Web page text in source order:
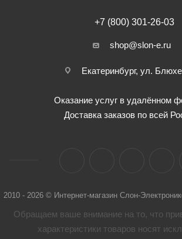
+7 (800) 301-26-03
shop@slon-e.ru
Екатеринбург, ул.
Оказание услуг в удалённом
Доставка заказов по всей
2010 - 2026 © Интернет-магазин Слон-
Обращаем ваше внимание на то, что
характеристики товaров носят